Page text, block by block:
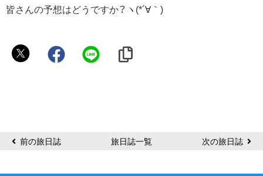
皆さんの予想はどうですか？ヽ(*´∀｀)
s@ya
前の旅日誌 旅日誌一覧 次の旅日誌